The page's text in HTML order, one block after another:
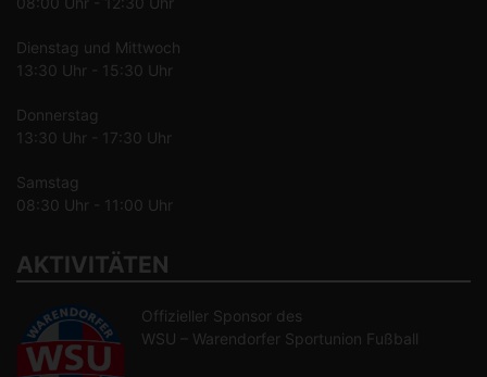
Dienstag und Mittwoch
13:30 Uhr - 15:30 Uhr
Donnerstag
13:30 Uhr - 17:30 Uhr
Samstag
08:30 Uhr - 11:00 Uhr
AKTIVITÄTEN
Offizieller Sponsor des
WSU – Warendorfer Sportunion Fußball